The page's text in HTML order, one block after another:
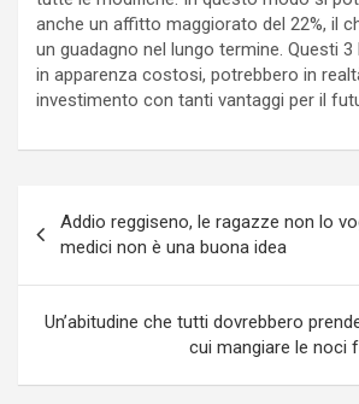
anche un affitto maggiorato del 22%, il
un guadagno nel lungo termine. Questi
in apparenza costosi, potrebbero in
investimento con tanti vantaggi per il
articoli
Addio reggiseno, le ragazze non lo
medici non è una buona idea
Un’abitudine che tutti dovrebbero
cui mangiare le noci